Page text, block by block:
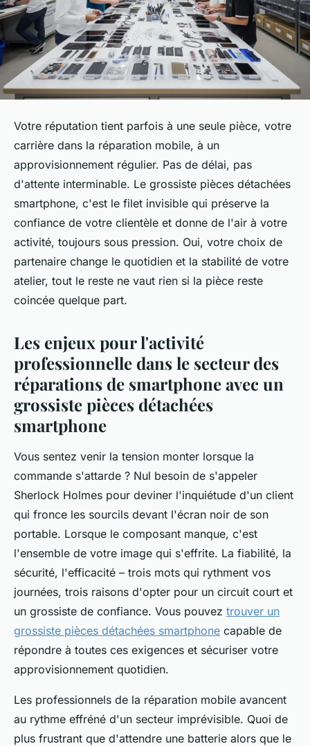
Votre réputation tient parfois à une seule pièce, votre
carrière dans la réparation mobile, à un
approvisionnement régulier. Pas de délai, pas
d'attente interminable. Le grossiste pièces détachées
smartphone, c'est le filet invisible qui préserve la
confiance de votre clientèle et donne de l'air à votre
activité, toujours sous pression. Oui, votre choix de
partenaire change le quotidien et la stabilité de votre
atelier, tout le reste ne vaut rien si la pièce reste
coincée quelque part.
Les enjeux pour l'activité
professionnelle dans le secteur des
réparations de smartphone avec un
grossiste pièces détachées
smartphone
Vous sentez venir la tension monter lorsque la
commande s'attarde ? Nul besoin de s'appeler
Sherlock Holmes pour deviner l'inquiétude d'un client
qui fronce les sourcils devant l'écran noir de son
portable. Lorsque le composant manque, c'est
l'ensemble de votre image qui s'effrite. La fiabilité, la
sécurité, l'efficacité – trois mots qui rythment vos
journées, trois raisons d'opter pour un circuit court et
un grossiste de confiance. Vous pouvez trouver un
grossiste pièces détachées smartphone capable de
répondre à toutes ces exigences et sécuriser votre
approvisionnement quotidien.
Les professionnels de la réparation mobile avancent
au rythme effréné d'un secteur imprévisible. Quoi de
plus frustrant que d'attendre une batterie alors que le